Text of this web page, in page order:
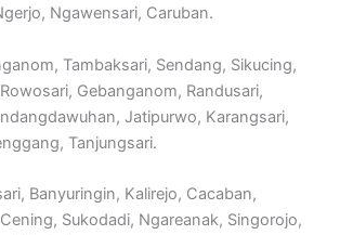
Ngawensari, Caruban.
Tambaksari, Sendang, Sikucing,
Gebanganom, Randusari,
Jatipurwo, Karangsari,
Tanjungsari.
Banyuringin, Kalirejo, Cacaban,
Sukodadi, Ngareanak, Singorojo,